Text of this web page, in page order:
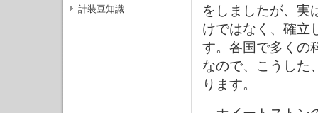
計装豆知識
をしましたが、実
けではなく、確立
す。各国で多くの
なので、こうした
ります。